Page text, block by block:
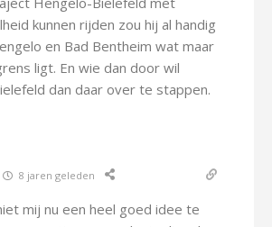
kunnen rijden zou hij al handig
en Bad Bentheim wat maar
ligt. En wie dan door wil
dan daar over te stappen.
8 jaren geleden
mij nu een heel goed idee te